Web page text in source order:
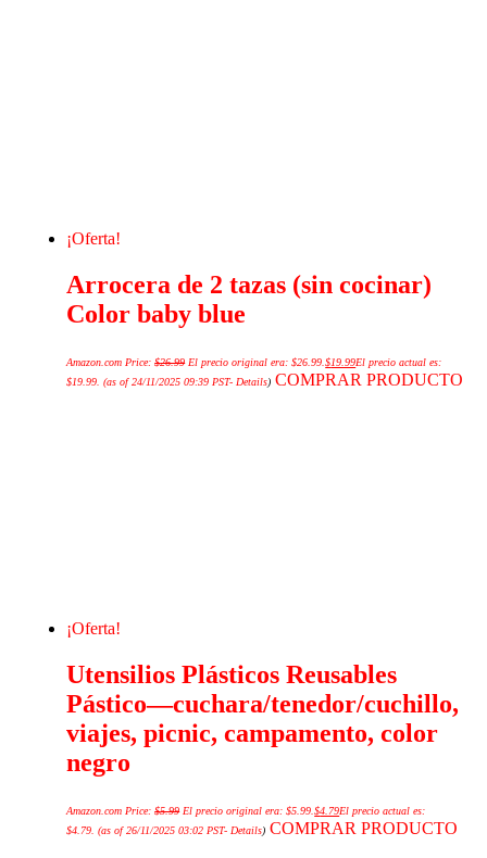
¡Oferta!
Arrocera de 2 tazas (sin cocinar)
Color baby blue
Amazon.com Price:$26.99 El precio original era: $26.99.$19.99El precio actual es:
$19.99. (as of 24/11/2025 09:39 PST- Details) COMPRAR PRODUCTO
¡Oferta!
Utensilios Plásticos Reusables
Pástico—cuchara/tenedor/cuchillo,
viajes, picnic, campamento, color
negro
Amazon.com Price:$5.99 El precio original era: $5.99.$4.79El precio actual es:
$4.79. (as of 26/11/2025 03:02 PST- Details) COMPRAR PRODUCTO